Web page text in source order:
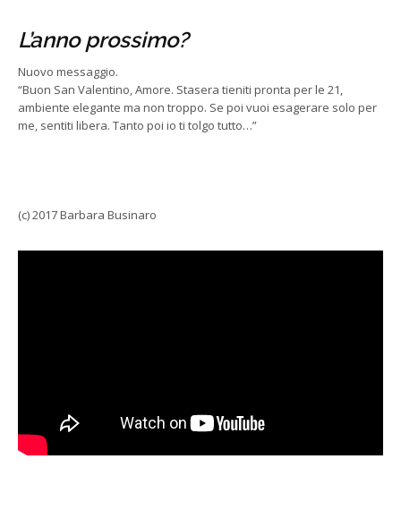
L’anno prossimo?
Nuovo messaggio.
“Buon San Valentino, Amore. Stasera tieniti pronta per le 21,
ambiente elegante ma non troppo. Se poi vuoi esagerare solo per
me, sentiti libera. Tanto poi io ti tolgo tutto…”
(c) 2017 Barbara Businaro